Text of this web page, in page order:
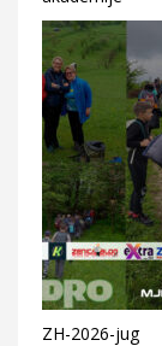
ZH-2026-jug